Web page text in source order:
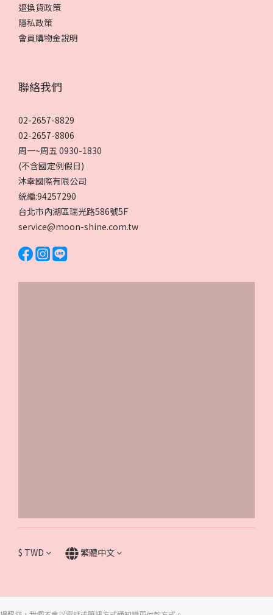
退換貨政策
隱私政策
會員購物金說明
聯絡我們
02-2657-8829
02-2657-8806
周一~周五 0930-1830
(不含國定例假日)
沐幸國際有限公司
統編:94257290
台北市內湖區瑞光路586號5F
service@moon-shine.com.tw
$ TWD 繁體中文